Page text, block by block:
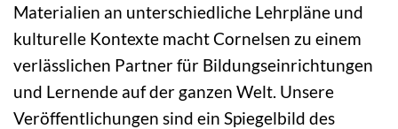
Materialien an unterschiedliche Lehrpläne und
kulturelle Kontexte macht Cornelsen zu einem
verlässlichen Partner für Bildungseinrichtungen
und Lernende auf der ganzen Welt. Unsere
Veröffentlichungen sind ein Spiegelbild des